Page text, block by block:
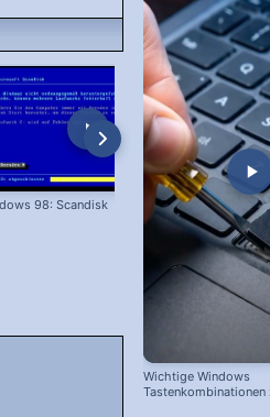
98: Scandisk Windows
Wichtige Windows
Tastenkombinationen